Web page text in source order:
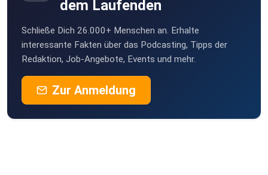
Ich habe meinen Besuch sehr genossen.
dem Laufenden
Schließe Dich 26.000+ Menschen an. Erhalte
interessante Fakten über das Podcasting, Tipps der
Redaktion, Job-Angebote, Events und mehr.
Zur Anmeldung